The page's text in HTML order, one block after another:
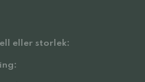
eller storlek: